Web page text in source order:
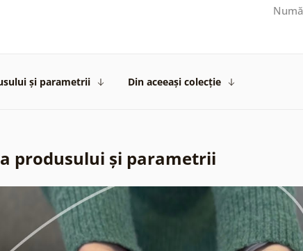
și parametrii Din aceeași colecție
produsului și parametrii